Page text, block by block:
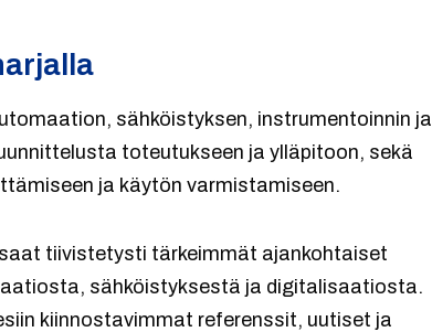
sähköistyksen, instrumentoinnin ja
toteutukseen ja ylläpitoon, sekä
ja käytön varmistamiseen.
tiivistetysti tärkeimmät ajankohtaiset
sähköistyksestä ja digitalisaatiosta.
kiinnostavimmat referenssit, uutiset ja